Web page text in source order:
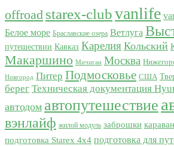
offroad starex-clubvanlife
Белое море Браславские озера Ветлуга
путешествии Кавказ Карелия Кольский
Макаршино Мичиган Москва
Новгород Питер Подмосковье США
берег Техническая документация
автодом автопутешествие
вэнлайф жилой модуль заброшки
подготовка Starex 4x4 подготовка для